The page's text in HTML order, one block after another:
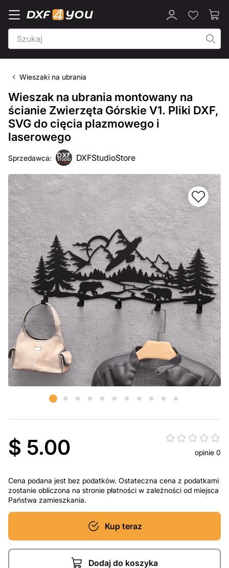
Wieszaki na ubrania
Wieszak na ubrania montowany na
ścianie Zwierzęta Górskie V1. Pliki DXF,
SVG do cięcia plazmowego i
laserowego
Sprzedawca: DXFStudioStore
$ 5.00 opinie 0
Cena podana jest bez podatków. Ostateczna cena z podatkami
zostanie obliczona na stronie płatności w zależności od miejsca
Państwa zamieszkania.
Kup teraz
Dodaj do koszyka